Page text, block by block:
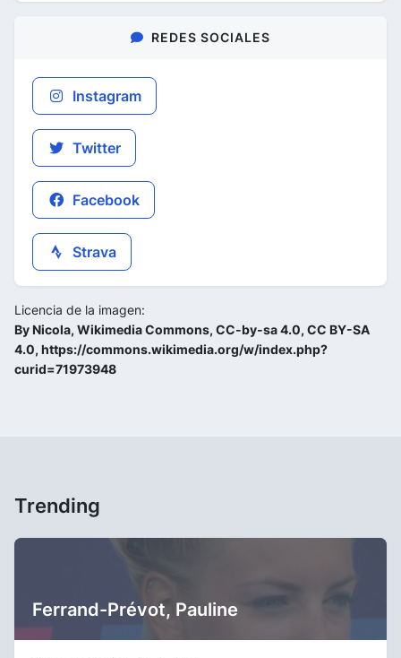
REDES SOCIALES
Instagram
Twitter
Facebook
Strava
Licencia de la imagen:
By Nicola, Wikimedia Commons, CC-by-sa 4.0, CC BY-SA
4.0, https://commons.wikimedia.org/w/index.php?
curid=71973948
Trending
Ferrand-Prévot, Pauline